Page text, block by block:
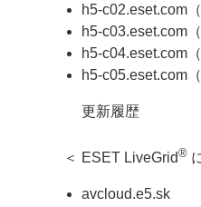
h5-c02.eset.com
h5-c03.eset.com
h5-c04.eset.com
h5-c05.eset.com
更新履歴
＜ ESET LiveGrid®
avcloud.e5.sk